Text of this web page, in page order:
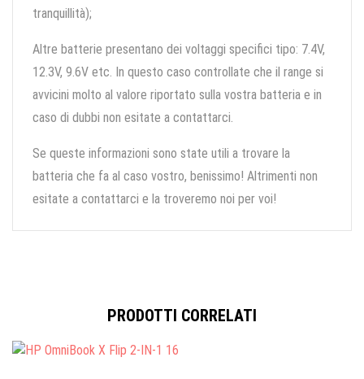
tranquillità);
Altre batterie presentano dei voltaggi specifici tipo: 7.4V,
12.3V, 9.6V etc. In questo caso controllate che il range si
avvicini molto al valore riportato sulla vostra batteria e in
caso di dubbi non esitate a contattarci.
Se queste informazioni sono state utili a trovare la
batteria che fa al caso vostro, benissimo! Altrimenti non
esitate a contattarci e la troveremo noi per voi!
PRODOTTI CORRELATI